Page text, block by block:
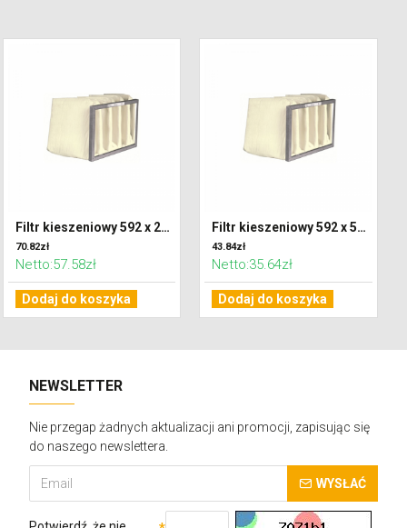
Filtr kieszeniowy 592 x 287 x 600 klasa F7 (ePM2,5)
70.82zł
Netto:57.58zł
Dodaj do koszyka
Filtr kieszeniowy 592 x 592 x 300 klasa G4 (Coarse 65%)
43.84zł
Netto:35.64zł
Dodaj do koszyka
NEWSLETTER
Nie przegap żadnych aktualizacji ani promocji, zapisując się
do naszego newslettera.
WYSŁAĆ